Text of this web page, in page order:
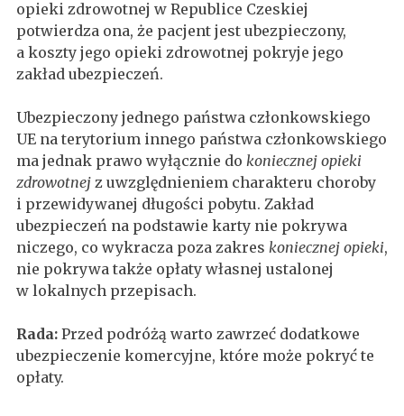
opieki zdrowotnej w Republice Czeskiej
potwierdza ona, że pacjent jest ubezpieczony,
a koszty jego opieki zdrowotnej pokryje jego
zakład ubezpieczeń.
Ubezpieczony jednego państwa członkowskiego
UE na terytorium innego państwa członkowskiego
ma jednak prawo wyłącznie do koniecznej opieki
zdrowotnej z uwzględnieniem charakteru choroby
i przewidywanej długości pobytu. Zakład
ubezpieczeń na podstawie karty nie pokrywa
niczego, co wykracza poza zakres koniecznej opieki,
nie pokrywa także opłaty własnej ustalonej
w lokalnych przepisach.
Rada: Przed podróżą warto zawrzeć dodatkowe
ubezpieczenie komercyjne, które może pokryć te
opłaty.